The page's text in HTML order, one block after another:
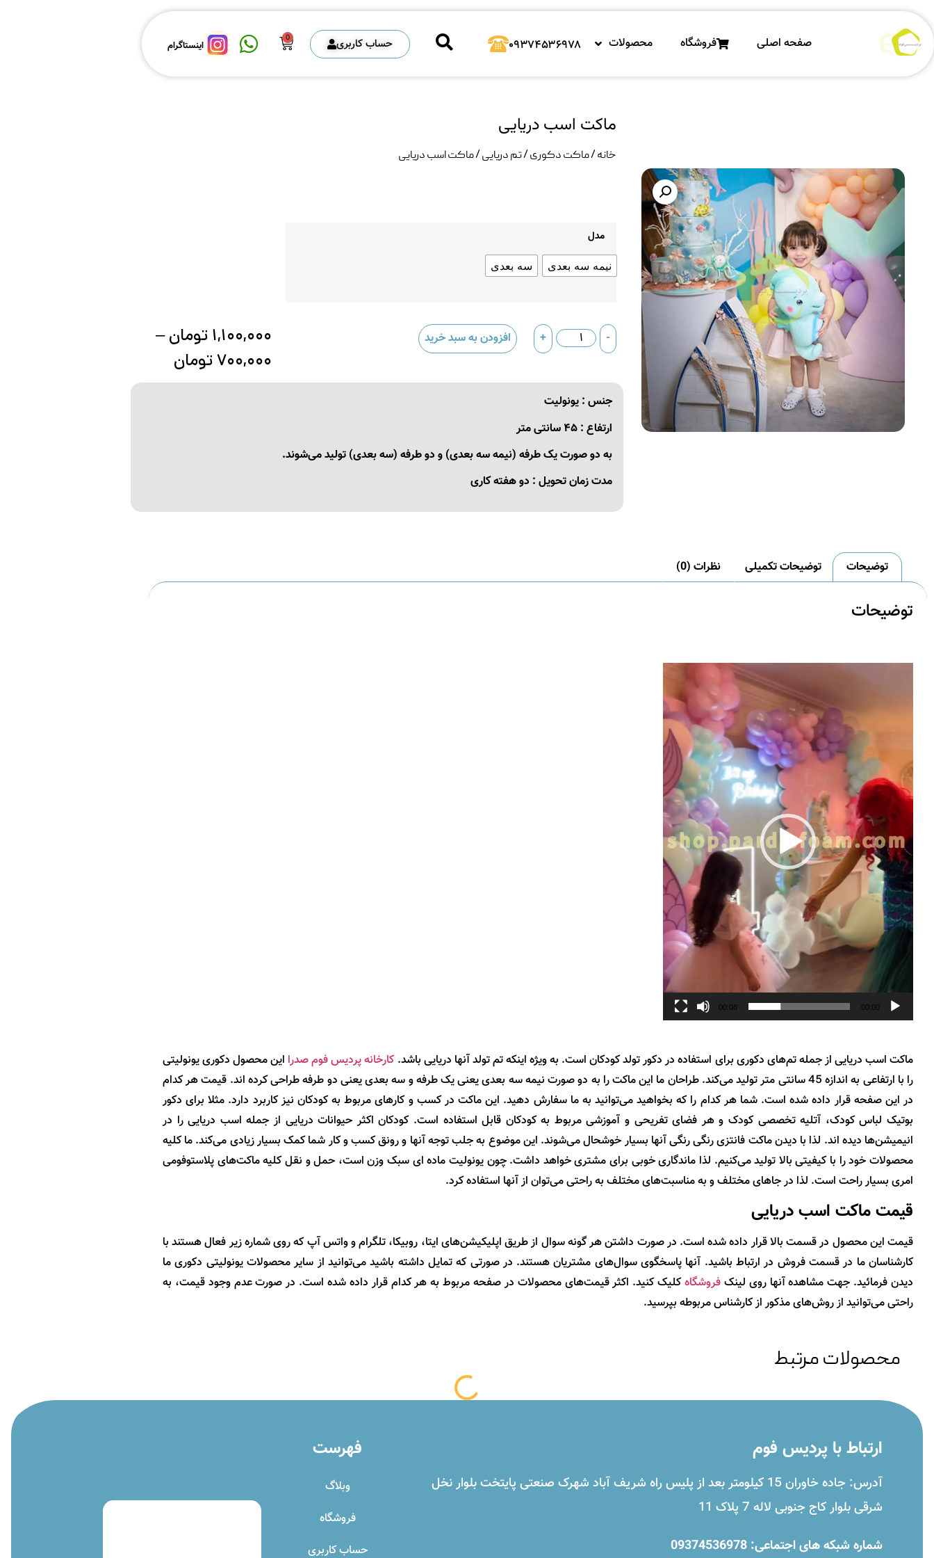
فروشگاه محصولات ۰۹۳۷۴۵۳۶۹۷۸ حساب کاربری
صفحه اصلی فروشگاه محصولات ۰۹۳۷۴۵۳۶۹۷۸ حساب کاربری 0
اینستاگرام
ماکت اسب دریایی
خانه/ماکت دکوری/تم دریایی/ ماکت اسب دریایی
مدل
نیمه سه بعدی سه بعدی
-
+ افزودن به سبد خرید ۱,۱۰۰,۰۰۰ تومان –
۷۰۰,۰۰۰تومان
جنس : یونولیت
ارتفاع : ۴۵ سانتی متر
به دو صورت یک طرفه (نیمه سه بعدی) و دو طرفه (سه بعدی) تولید می‌شوند.
مدت زمان تحویل : دو هفته کاری
توضیحات توضیحات تکمیلی نظرات (0)
توضیحات
00:00
00:08
ماکت اسب دریایی از جمله تم‌های دکوری برای استفاده در دکور تولد کودکان است. به ویژه اینکه تم تولد آنها دریایی باشد.کارخانه پردیس فوم صدرا این محصول دکوری یونولیتی
را با ارتفاعی به اندازه 45 سانتی متر تولید می‌کند. طراحان ما این ماکت را به دو صورت نیمه سه بعدی یعنی یک طرفه و سه بعدی یعنی دو طرفه طراحی کرده اند. قیمت هر کدام
در این صفحه قرار داده شده است. شما هر کدام را که بخواهید می‌توانید به ما سفارش دهید. این ماکت در کسب و کارهای مربوط به کودکان نیز کاربرد دارد. مثلا برای دکور
بوتیک لباس کودک، آتلیه تخصصی کودک و هر فضای تفریحی و آموزشی مربوط به کودکان قابل استفاده است. کودکان اکثر حیوانات دریایی از جمله اسب دریایی را در
انیمیشن‌ها دیده اند. لذا با دیدن ماکت فانتزی رنگی رنگی آنها بسیار خوشحال می‌شوند. این موضوع به جلب توجه آنها و رونق کسب و کار شما کمک بسیار زیادی می‌کند. ما کلیه
محصولات خود را با کیفیتی بالا تولید می‌کنیم. لذا ماندگاری خوبی برای مشتری خواهد داشت. چون یونولیت ماده ای سبک وزن است، حمل و نقل کلیه ماکت‌های پلاستوفومی
امری بسیار راحت است. لذا در جاهای مختلف و به مناسبت‌های مختلف به راحتی می‌توان از آنها استفاده کرد.
قیمت ماکت اسب دریایی
قیمت این محصول در قسمت بالا قرار داده شده است. در صورت داشتن هر گونه سوال از طریق اپلیکیشن‌های ایتا، روبیکا، تلگرام و واتس آپ که روی شماره زیر فعال هستند با
کارشناسان ما در قسمت فروش در ارتباط باشید. آنها پاسخگوی سوال‌های مشتریان هستند. در صورتی که تمایل داشته باشید می‌توانید از سایر محصولات یونولیتی دکوری ما
دیدن فرمائید. جهت مشاهده آنها روی لینک فروشگاهکلیک کنید. اکثر قیمت‌های محصولات در صفحه مربوط به هر کدام قرار داده شده است. در صورت عدم وجود قیمت، به
راحتی می‌توانید از روش‌های مذکور از کارشناس مربوطه بپرسید.
محصولات مرتبط
ارتباط با پردیس فوم
آدرس: جاده خاوران 15 کیلومتر بعد از پلیس راه شریف آباد شهرک صنعتی پایتخت بلوار نخل
شرقی بلوار کاج جنوبی لاله 7 پلاک 11
شماره شبکه های اجتماعی: 09374536978
فهرست
وبلاگ
فروشگاه
حساب کاربری